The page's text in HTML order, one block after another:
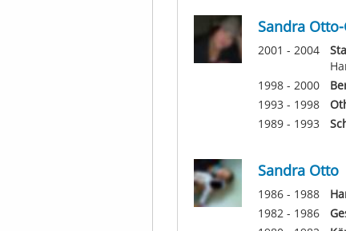
Sandra
2001 - 2004
1998 - 2000
1993 - 1998
1989 - 1993
Sandra Otto
1986 - 1988
1982 - 1986